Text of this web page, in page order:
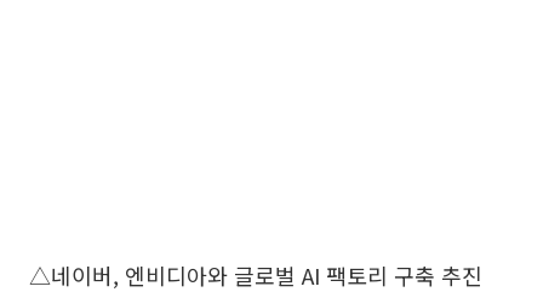
△네이버, 엔비디아와 글로벌 AI 팩토리 구축 추진